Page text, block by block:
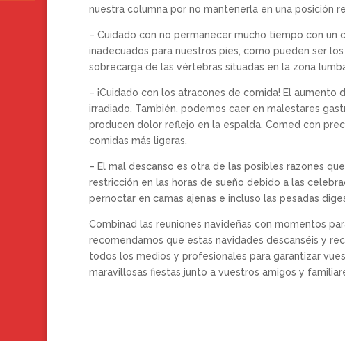
nuestra columna por no mantenerla en una posición
– Cuidado con no permanecer mucho tiempo con un
inadecuados para nuestros pies, como pueden ser
sobrecarga de las vértebras situadas en la zona
– ¡Cuidado con los atracones de comida! El
irradiado. También, podemos caer en malestares
producen dolor reflejo en la espalda. Comed con
comidas más ligeras.
– El mal descanso es otra de las posibles razones
restricción en las horas de sueño debido a las
pernoctar en camas ajenas e incluso las pesadas
Combinad las reuniones navideñas con momentos
recomendamos que estas navidades descanséis y
todos los medios y profesionales para garantizar
maravillosas fiestas junto a vuestros amigos y